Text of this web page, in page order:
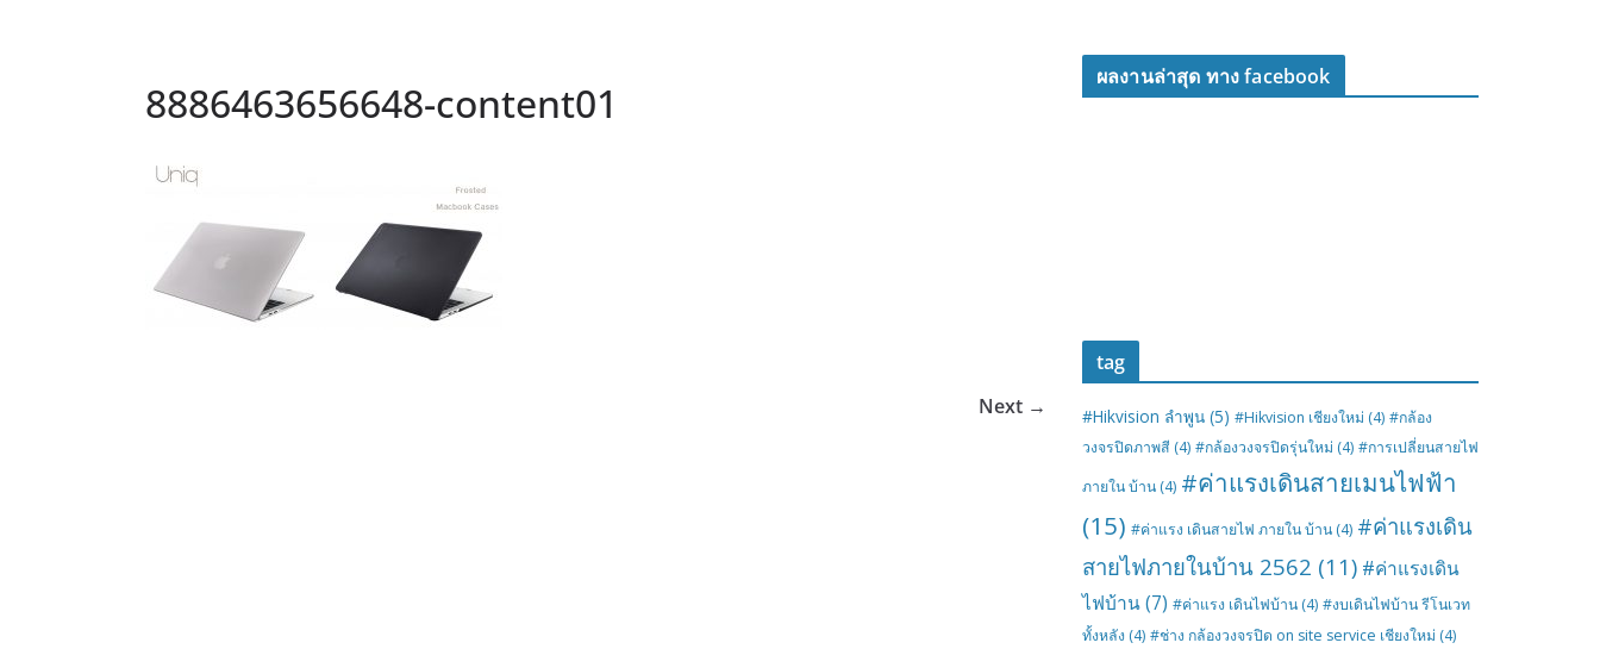
8886463656648-content01
Next →
ผลงานล่าสุด ทาง facebook
tag
#Hikvision ลำพูน (5) #Hikvision เชียงใหม่ (4) #กล้อง
วงจรปิดภาพสี (4) #กล้องวงจรปิดรุ่นใหม่ (4) #การเปลี่ยนสายไฟ
ภายใน บ้าน (4) #ค่าแรงเดินสายเมนไฟฟ้า
(15) #ค่าแรง เดินสายไฟ ภายใน บ้าน (4) #ค่าแรงเดิน
สายไฟภายในบ้าน 2562 (11) #ค่าแรงเดิน
ไฟบ้าน(7) #ค่าแรง เดินไฟบ้าน (4) #งบเดินไฟบ้าน รีโนเวท
ทั้งหลัง (4) #ช่าง กล้องวงจรปิด on site service เชียงใหม่ (4)